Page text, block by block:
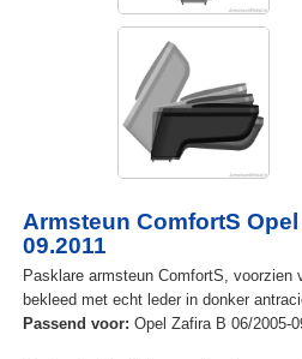
Armsteun ComfortS
09.2011
Pasklare armsteun ComfortS, voorzien
bekleed met echt leder in donker
Passend voor: Opel Zafira B 06/2005-